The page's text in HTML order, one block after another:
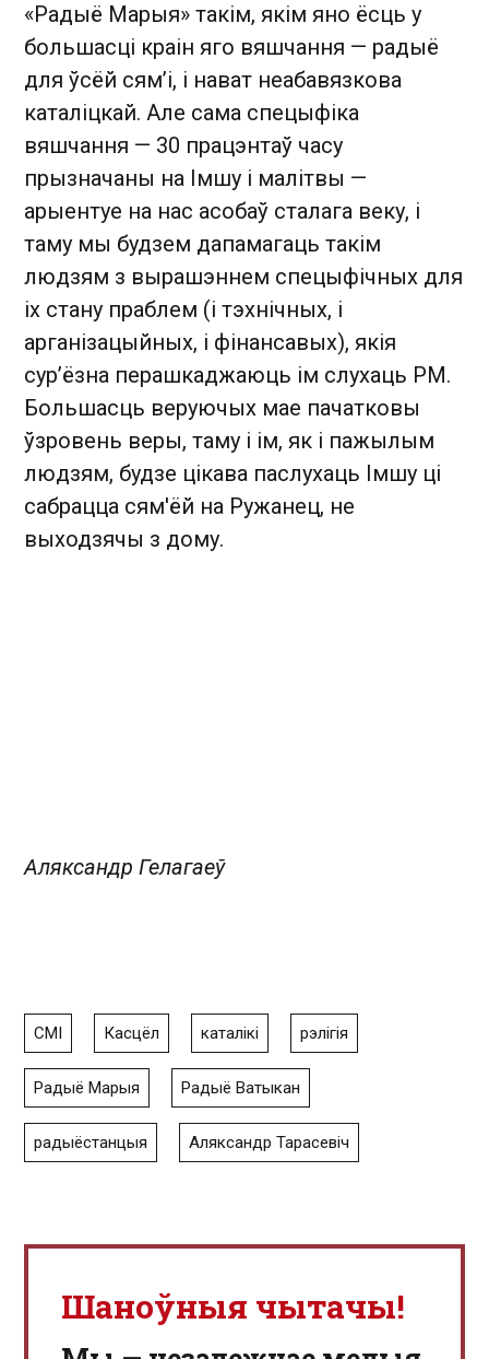
«Радыё Марыя» такім, якім яно ёсць у
большасці краін яго вяшчання — радыё
для ўсёй сям’і, і нават неабавязкова
каталіцкай. Але сама спецыфіка
вяшчання — 30 працэнтаў часу
прызначаны на Імшу і малітвы —
арыентуе на нас асобаў сталага веку, і
таму мы будзем дапамагаць такім
людзям з вырашэннем спецыфічных для
іх стану праблем (і тэхнічных, і
арганізацыйных, і фінансавых), якія
сур’ёзна перашкаджаюць ім слухаць РМ.
Большасць веруючых мае пачатковы
ўзровень веры, таму і ім, як і пажылым
людзям, будзе цікава паслухаць Імшу ці
сабрацца сям'ёй на Ружанец, не
выходзячы з дому.
Аляксандр Гелагаеў
СМІ Касцёл каталікі рэлігія
Радыё Марыя Радыё Ватыкан
радыёстанцыя Аляксандр Тарасевіч
Шаноўныя чытачы!